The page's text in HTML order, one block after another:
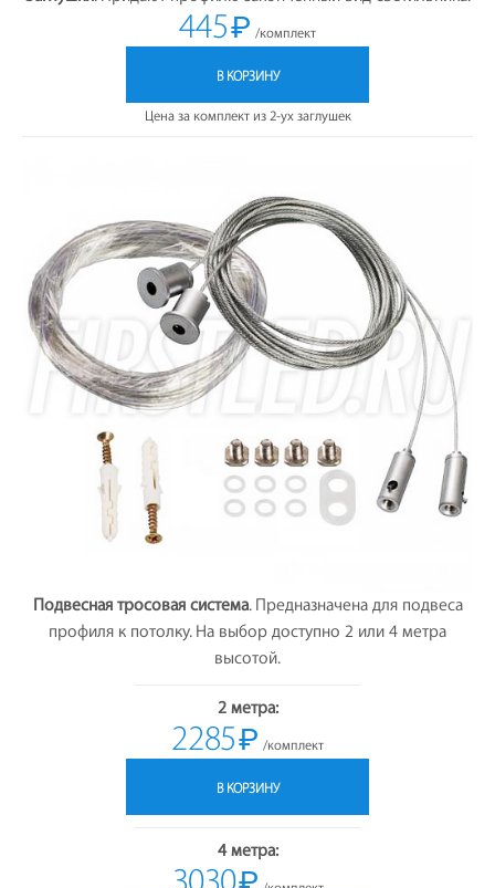
445₽ /комплект
В КОРЗИНУ
Цена за комплект из 2-ух заглушек
Подвесная тросовая система. Предназначена для подвеса
профиля к потолку. На выбор доступно 2 или 4 метра
высотой.
2 метра:
2285₽ /комплект
В КОРЗИНУ
4 метра: